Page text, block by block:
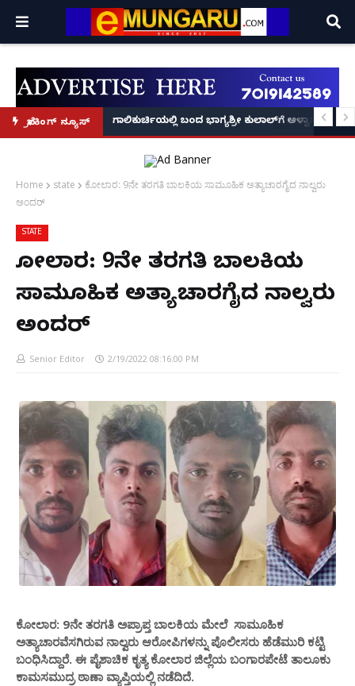
ಬ್ರೇಕಿಂಗ್ ನ್ಯೂಸ್
ರಜೆ ಘೋಷಣೆ! ಗಾಲಿಕುರ್ಚಿಯಲ್ಲಿ ಬಂದ ಭಾಗ್ಯಶ್ರೀ ಕುಲಾಲ್‌ಗೆ ಆಳ್ವಾಸ್
ಮಂಗಳೂರು: ಕೊಣಾಜೆಯಲ್ಲಿ ವೃದ್ಧೆಯ ಮೇಲೆ ಹಲ್ಲೆ ನಡೆಸಿ
Home state
ಕೋಲಾರ: 9ನೇ ತರಗತಿ ಬಾಲಕಿಯ ಸಾಮೂಹಿಕ ಅತ್ಯಾಚಾರಗೈದ ನಾಲ್ವರು
ಅಂದರ್
STATE
ಕೋಲಾರ: 9ನೇ ತರಗತಿ ಬಾಲಕಿಯ
ಸಾಮೂಹಿಕ ಅತ್ಯಾಚಾರಗೈದ ನಾಲ್ವರು
ಅಂದರ್
Senior Editor 2/19/2022 08:16:00 PM
ಕೋಲಾರ: 9ನೇ ತರಗತಿ ಅಪ್ರಾಪ್ತ ಬಾಲಕಿಯ ಮೇಲೆ ಸಾಮೂಹಿಕ
ಅತ್ಯಾಚಾರವೆಸಗಿರುವ ನಾಲ್ವರು ಆರೋಪಿಗಳನ್ನು ಪೊಲೀಸರು ಹೆಡೆಮುರಿ ಕಟ್ಟಿ
ಬಂಧಿಸಿದ್ದಾರೆ. ಈ ಪೈಶಾಚಿಕ ಕೃತ್ಯ ಕೋಲಾರ ಜಿಲ್ಲೆಯ ಬಂಗಾರಪೇಟೆ ತಾಲೂಕು
ಕಾಮಸಮುದ್ರ ಠಾಣಾ ವ್ಯಾಪ್ತಿಯಲ್ಲಿ ನಡೆದಿದೆ.